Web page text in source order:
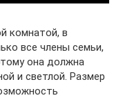
комнатой, в
все члены семьи,
она должна
и светлой. Размер